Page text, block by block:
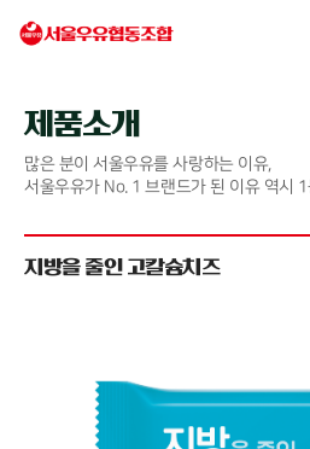
제품소개
많은 분이 서울우유를 사랑하는 이유,
서울우유가 No. 1 브랜드가 된 이유 역시
지방을 줄인 고칼슘치즈